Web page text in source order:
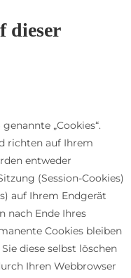
dieser
„Cookies“.
richten auf Ihrem
entweder
(Session-Cookies)
auf Ihrem Endgerät
nach Ende Ihres
Cookies bleiben
diese selbst löschen
Ihren Webbrowser